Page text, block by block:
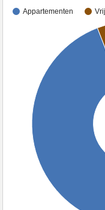
Appartementen